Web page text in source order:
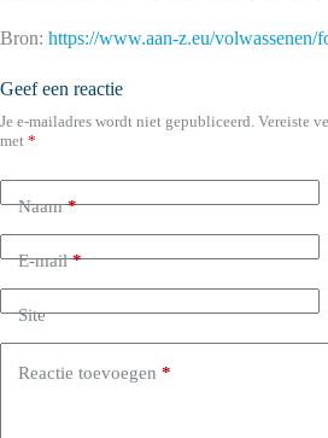
Bron: https://www.aan-z.eu/volwassenen/
Geef een reactie
Je e-mailadres wordt niet gepubliceerd. Vereiste
met *
Naam*
E-mail*
Site
Reactie toevoegen *